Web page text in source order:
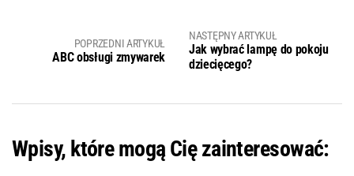
POPRZEDNI ARTYKUŁ
ABC obsługi zmywarek
NASTĘPNY ARTYKUŁ
Jak wybrać lampę do pokoju
dziecięcego?
Wpisy, które mogą Cię zainteresować: